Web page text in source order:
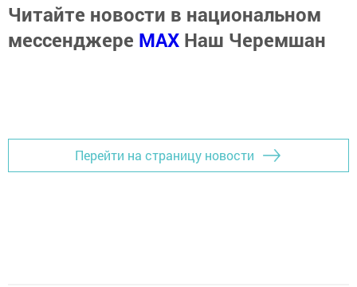
Читайте новости в национальном
мессенджере MАХ Наш Черемшан
Перейти на страницу новости